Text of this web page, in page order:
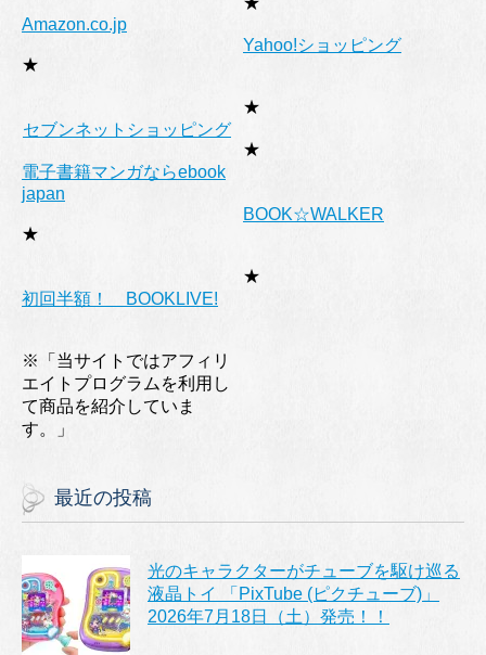
Amazon.co.jp
★
Yahoo!ショッピング
★
セブンネットショッピング
★
電子書籍マンガならebook
japan
★
BOOK☆WALKER
★
初回半額！ BOOKLIVE!
※「当サイトではアフィリ
エイトプログラムを利用し
て商品を紹介していま
す。」
最近の投稿
光のキャラクターがチューブを駆け巡る
液晶トイ 「PixTube (ピクチューブ)」
2026年7月18日（土）発売！！